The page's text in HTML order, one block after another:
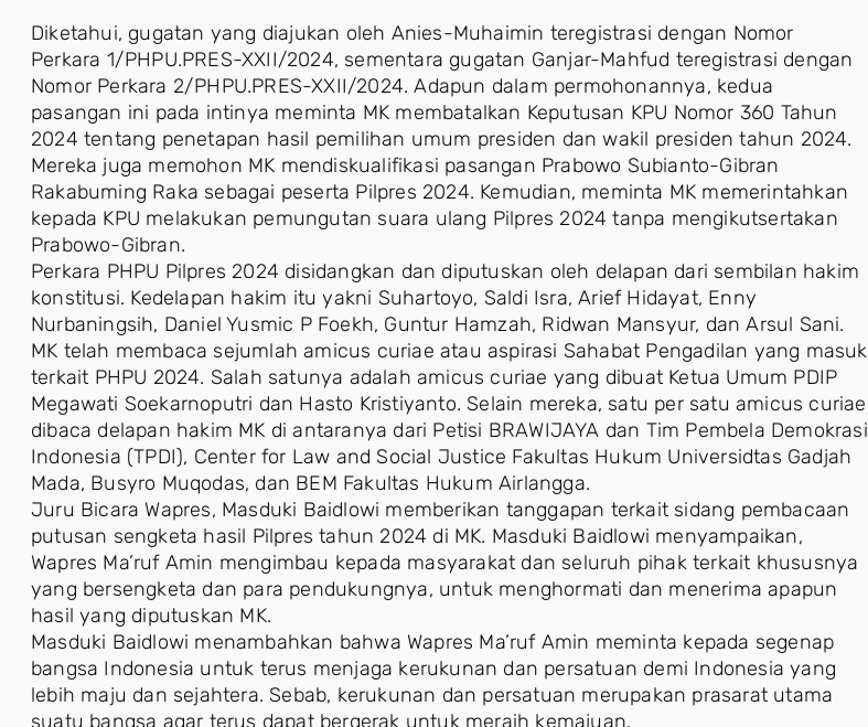
Diketahui, gugatan yang diajukan oleh Anies-Muhaimin teregistrasi dengan Nomor
Perkara 1/PHPU.PRES-XXII/2024, sementara gugatan Ganjar-Mahfud teregistrasi dengan
Nomor Perkara 2/PHPU.PRES-XXII/2024. Adapun dalam permohonannya, kedua
pasangan ini pada intinya meminta MK membatalkan Keputusan KPU Nomor 360 Tahun
2024 tentang penetapan hasil pemilihan umum presiden dan wakil presiden tahun 2024.
Mereka juga memohon MK mendiskualifikasi pasangan Prabowo Subianto-Gibran
Rakabuming Raka sebagai peserta Pilpres 2024. Kemudian, meminta MK memerintahkan
kepada KPU melakukan pemungutan suara ulang Pilpres 2024 tanpa mengikutsertakan
Prabowo-Gibran.
Perkara PHPU Pilpres 2024 disidangkan dan diputuskan oleh delapan dari sembilan hakim
konstitusi. Kedelapan hakim itu yakni Suhartoyo, Saldi Isra, Arief Hidayat, Enny
Nurbaningsih, Daniel Yusmic P Foekh, Guntur Hamzah, Ridwan Mansyur, dan Arsul Sani.
MK telah membaca sejumlah amicus curiae atau aspirasi Sahabat Pengadilan yang masuk
terkait PHPU 2024. Salah satunya adalah amicus curiae yang dibuat Ketua Umum PDIP
Megawati Soekarnoputri dan Hasto Kristiyanto. Selain mereka, satu per satu amicus curiae
dibaca delapan hakim MK di antaranya dari Petisi BRAWIJAYA dan Tim Pembela Demokrasi
Indonesia (TPDI), Center for Law and Social Justice Fakultas Hukum Universidtas Gadjah
Mada, Busyro Muqodas, dan BEM Fakultas Hukum Airlangga.
Juru Bicara Wapres, Masduki Baidlowi memberikan tanggapan terkait sidang pembacaan
putusan sengketa hasil Pilpres tahun 2024 di MK. Masduki Baidlowi menyampaikan,
Wapres Ma’ruf Amin mengimbau kepada masyarakat dan seluruh pihak terkait khususnya
yang bersengketa dan para pendukungnya, untuk menghormati dan menerima apapun
hasil yang diputuskan MK.
Masduki Baidlowi menambahkan bahwa Wapres Ma’ruf Amin meminta kepada segenap
bangsa Indonesia untuk terus menjaga kerukunan dan persatuan demi Indonesia yang
lebih maju dan sejahtera. Sebab, kerukunan dan persatuan merupakan prasarat utama
suatu bangsa agar terus dapat bergerak untuk meraih kemajuan.